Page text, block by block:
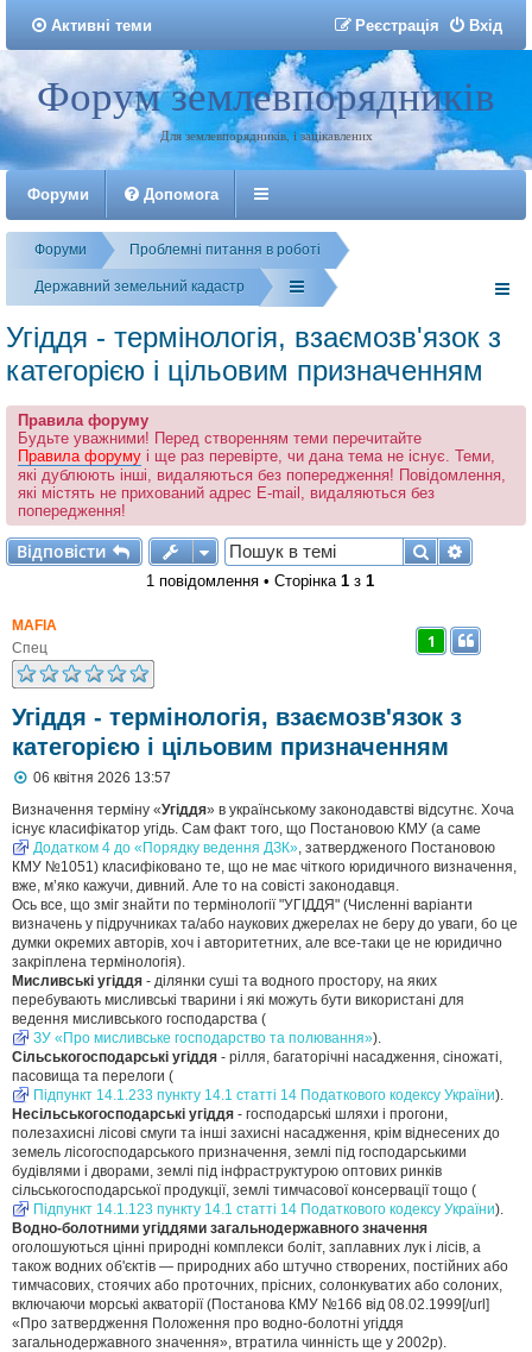
Активні теми Вхід
Реєстрація
Реєстрація
Форум землевпорядників
Для землевпорядників, і зацікавлених
Форуми Допомога
Форуми Проблемні питання в роботі
Державний земельний кадастр
Угіддя - термінологія, взаємозв'язок з
категорією і цільовим призначенням
Правила форуму
Будьте уважними! Перед створенням теми перечитайте
Правила форуму і ще раз перевірте, чи дана тема не існує. Теми,
які дублюють інші, видаляються без попередження! Повідомлення,
які містять не прихований адрес E-mail, видаляються без
попередження!
Відповісти
Відповісти Пошук
1 повідомлення • Сторінка 1 з 1
MAFIA
Спец
Угіддя - термінологія, взаємозв'язок з
категорією і цільовим призначенням
1
П
в
і
д
о
м
л
е
н
н
я
06 квітня 2026 13:57
Визначення терміну «Угіддя» в українському законодавстві відсутнє. Хоча
існує класифікатор угідь. Сам факт того, що Постановою КМУ (а саме
Додатком 4 до «Порядку ведення ДЗК», затвердженого Постановою
КМУ №1051) класифіковано те, що не має чіткого юридичного визначення,
вже, м’яко кажучи, дивний. Але то на совісті законодавця.
Ось все, що зміг знайти по термінології "УГІДДЯ" (Численні варіанти
визначень у підручниках та/або наукових джерелах не беру до уваги, бо це
думки окремих авторів, хоч і авторитетних, але все-таки це не юридично
закріплена термінологія).
Мисливські угіддя - ділянки суші та водного простору, на яких
перебувають мисливські тварини і які можуть бути використані для
ведення мисливського господарства (
ЗУ «Про мисливське господарство та полювання»).
Сільськогосподарські угіддя - рілля, багаторічні насадження, сіножаті,
пасовища та перелоги (
Підпункт 14.1.233 пункту 14.1 статті 14 Податкового кодексу України).
Несільськогосподарські угіддя - господарські шляхи і прогони,
полезахисні лісові смуги та інші захисні насадження, крім віднесених до
земель лісогосподарського призначення, землі під господарськими
будівлями і дворами, землі під інфраструктурою оптових ринків
сільськогосподарської продукції, землі тимчасової консервації тощо (
Підпункт 14.1.123 пункту 14.1 статті 14 Податкового кодексу України).
Водно-болотними угіддями загальнодержавного значення
оголошуються цінні природні комплекси боліт, заплавних лук і лісів, а
також водних об'єктів — природних або штучно створених, постійних або
тимчасових, стоячих або проточних, прісних, солонкуватих або солоних,
включаючи морські акваторії (Постанова КМУ №166 від 08.02.1999[/url]
«Про затвердження Положення про водно-болотні угіддя
загальнодержавного значення», втратила чинність ще у 2002р).